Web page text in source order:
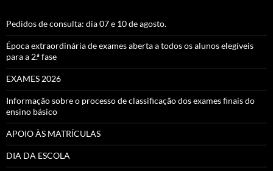
Pedidos de consulta: dia 07 e 10 de agosto.
Época extraordinária de exames aberta a todos os alunos elegíveis
para a 2.ª fase
EXAMES 2026
Informação sobre o processo de classificação dos exames finais do
ensino básico
APOIO ÀS MATRÍCULAS
DIA DA ESCOLA